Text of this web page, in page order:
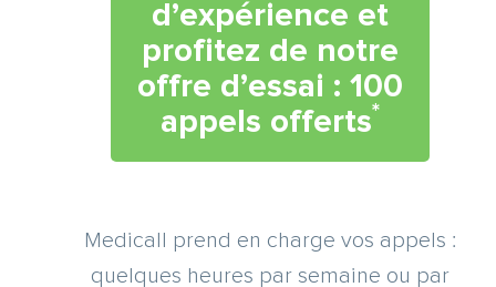
d’expérience et
profitez de notre
offre d’essai : 100
appels offerts*
Medicall prend en charge vos appels :
quelques heures par semaine ou par